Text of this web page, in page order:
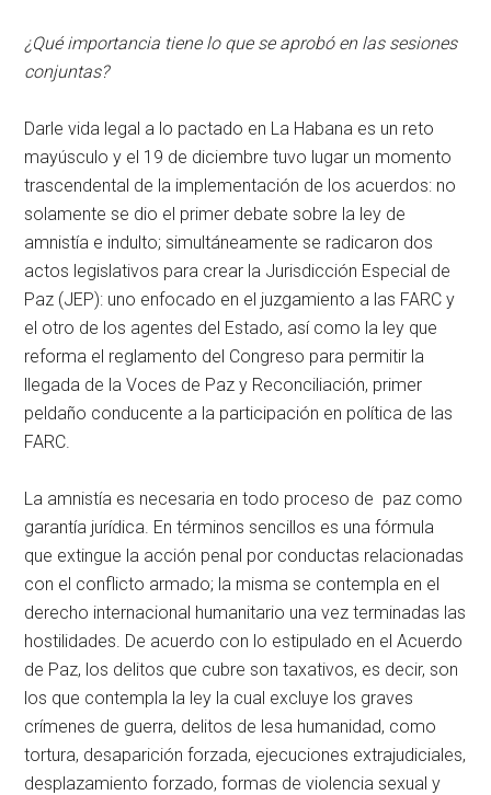
¿Qué importancia tiene lo que se aprobó en las sesiones
conjuntas?
Darle vida legal a lo pactado en La Habana es un reto
mayúsculo y el 19 de diciembre tuvo lugar un momento
trascendental de la implementación de los acuerdos: no
solamente se dio el primer debate sobre la ley de
amnistía e indulto; simultáneamente se radicaron dos
actos legislativos para crear la Jurisdicción Especial de
Paz (JEP): uno enfocado en el juzgamiento a las FARC y
el otro de los agentes del Estado, así como la ley que
reforma el reglamento del Congreso para permitir la
llegada de la Voces de Paz y Reconciliación, primer
peldaño conducente a la participación en política de las
FARC.
La amnistía es necesaria en todo proceso de paz como
garantía jurídica. En términos sencillos es una fórmula
que extingue la acción penal por conductas relacionadas
con el conflicto armado; la misma se contempla en el
derecho internacional humanitario una vez terminadas las
hostilidades. De acuerdo con lo estipulado en el Acuerdo
de Paz, los delitos que cubre son taxativos, es decir, son
los que contempla la ley la cual excluye los graves
crímenes de guerra, delitos de lesa humanidad, como
tortura, desaparición forzada, ejecuciones extrajudiciales,
desplazamiento forzado, formas de violencia sexual y